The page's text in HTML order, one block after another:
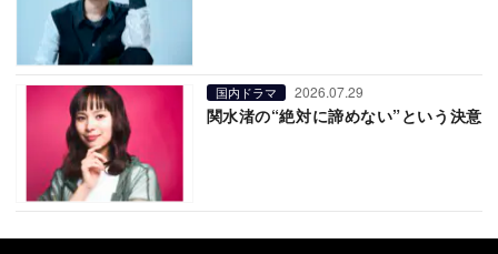
国内ドラマ 2026.07.29
関水渚の“絶対に諦めない”という決意